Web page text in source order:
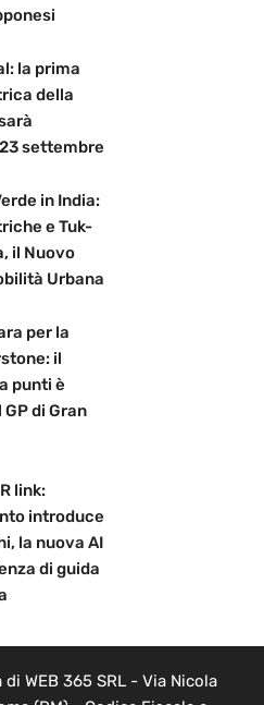
la prima
della
settembre
in India:
e Tuk-
il Nuovo
Urbana
per la
il
punti è
di Gran
link:
introduce
la nuova AI
di guida
WEB 365 SRL - Via Nicola